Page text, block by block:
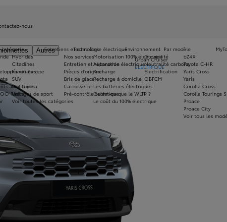
Autres
Urban Cruiser
ÉLECTRIQUE
catégorie
Hybrides
Citadines
Familiales
SUV
Utilitaires
Voitures de sport
Voir toutes les catégories
Par modèle
bZ4X
Toyota C-HR
Yaris Cross
Yaris
Corolla Cross
Corolla Tourings
Proace
Proace City
Voir tous les
Entretiens et contrôles
Nos services
Entretien et réparation
Pièces d'origine
Bris de glace
Carrosserie
Pré-contrôle technique
Technologie électrique
Motorisation 100% électrique
Autonomie électrique
Recharge
Recharge à domicile
Les batteries électriques
Qu'est-ce que le WLTP ?
Le coût du 100% électrique
en Europe
avec Toyota
Racing
Environnement
Durabilité
Neutralité carbone
Electrification
OBFCM
nous